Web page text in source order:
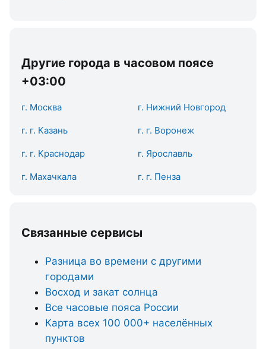
Другие города в часовом поясе
+03:00
г. Москва г. Нижний Новгород
г. г. Казань г. г. Воронеж
г. г. Краснодар г. Ярославль
г. Махачкала г. г. Пенза
Связанные сервисы
Разница во времени с другими
городами
Восход и закат солнца
Все часовые пояса России
Карта всех 100 000+ населённых
пунктов